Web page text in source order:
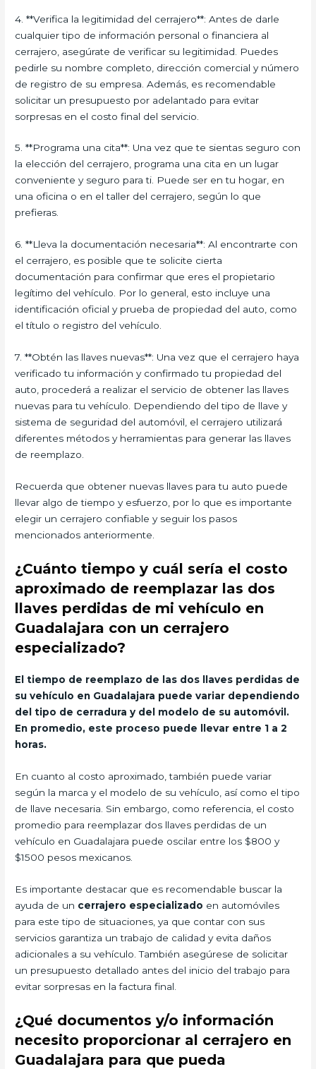
4. **Verifica la legitimidad del cerrajero**: Antes de darle
cualquier tipo de información personal o financiera al
cerrajero, asegúrate de verificar su legitimidad. Puedes
pedirle su nombre completo, dirección comercial y número
de registro de su empresa. Además, es recomendable
solicitar un presupuesto por adelantado para evitar
sorpresas en el costo final del servicio.
5. **Programa una cita**: Una vez que te sientas seguro con
la elección del cerrajero, programa una cita en un lugar
conveniente y seguro para ti. Puede ser en tu hogar, en
una oficina o en el taller del cerrajero, según lo que
prefieras.
6. **Lleva la documentación necesaria**: Al encontrarte con
el cerrajero, es posible que te solicite cierta
documentación para confirmar que eres el propietario
legítimo del vehículo. Por lo general, esto incluye una
identificación oficial y prueba de propiedad del auto, como
el título o registro del vehículo.
7. **Obtén las llaves nuevas**: Una vez que el cerrajero haya
verificado tu información y confirmado tu propiedad del
auto, procederá a realizar el servicio de obtener las llaves
nuevas para tu vehículo. Dependiendo del tipo de llave y
sistema de seguridad del automóvil, el cerrajero utilizará
diferentes métodos y herramientas para generar las llaves
de reemplazo.
Recuerda que obtener nuevas llaves para tu auto puede
llevar algo de tiempo y esfuerzo, por lo que es importante
elegir un cerrajero confiable y seguir los pasos
mencionados anteriormente.
¿Cuánto tiempo y cuál sería el costo
aproximado de reemplazar las dos
llaves perdidas de mi vehículo en
Guadalajara con un cerrajero
especializado?
El tiempo de reemplazo de las dos llaves perdidas de
su vehículo en Guadalajara puede variar dependiendo
del tipo de cerradura y del modelo de su automóvil.
En promedio, este proceso puede llevar entre 1 a 2
horas.
En cuanto al costo aproximado, también puede variar
según la marca y el modelo de su vehículo, así como el tipo
de llave necesaria. Sin embargo, como referencia, el costo
promedio para reemplazar dos llaves perdidas de un
vehículo en Guadalajara puede oscilar entre los $800 y
$1500 pesos mexicanos.
Es importante destacar que es recomendable buscar la
ayuda de un cerrajero especializado en automóviles
para este tipo de situaciones, ya que contar con sus
servicios garantiza un trabajo de calidad y evita daños
adicionales a su vehículo. También asegúrese de solicitar
un presupuesto detallado antes del inicio del trabajo para
evitar sorpresas en la factura final.
¿Qué documentos y/o información
necesito proporcionar al cerrajero en
Guadalajara para que pueda